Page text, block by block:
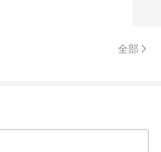
全部